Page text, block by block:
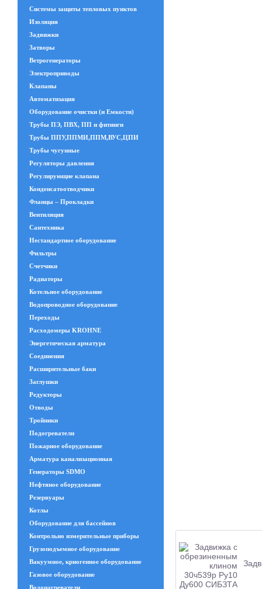
Системы защиты тепловых пунктов
Изоляция
Задвижки
Затворы
Ветрогенераторы
Электроприводы
Клапаны
Автоматизация
Оборудование очистки (и Емкости)
Трубы ПЭ, ПВХ, ПП и фитинги
Трубы ППУ,ППМИ,ППМ,ВУС,ЦПИ
Трубы чугунные
Регуляторы давления
Регулирующие клапана
Конденсатоотводчики
Фланцы – Прокладки
Вентиляция
Сантехника
Нестандартное оборудование
Фильтры
Счетчики
Радиаторы
Котельное оборудование
Водопроводное оборудование
Переходы
Расходомеры KROHNE
Энергетическая арматура
Соединения
Расширительные баки
Заглушки
Редукторы
Отводы
Тройники
Подогреватели
Пожарное оборудование
Арматура канализационная
Генераторы SDMO
Нефтяное оборудование
Резервуары
Котлы
Оборудование для бассейнов
Контрольно измерительные приборы
Грузоподъемное оборудование
Вакуумное, криогенное оборудование
Газовое оборудование
Водонагреватели